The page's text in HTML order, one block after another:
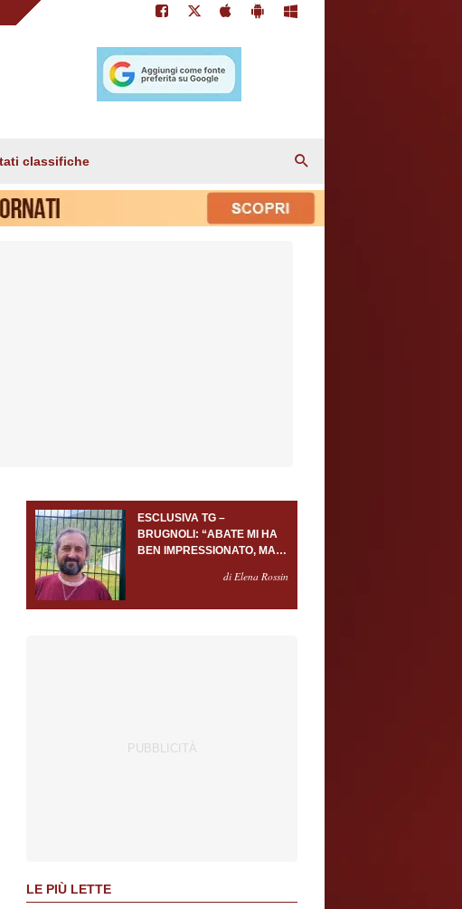
classifiche
ESCLUSIVA TG –
BRUGNOLI: “ABATE MI HA
BEN IMPRESSIONATO, MA
PORTIERE SERVONOdi Elena Rossin
LE PIÙ LETTE